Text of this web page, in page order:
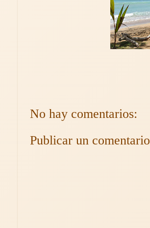
No hay comentarios:
Publicar un comentario